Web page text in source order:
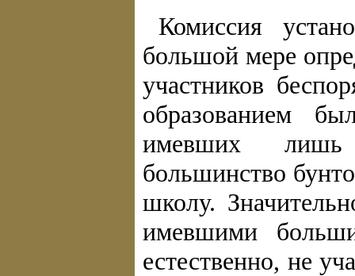
Комиссия
большой мере
участников
образованием
имевших лишь
большинство
школу.
имевшими
естественно, не